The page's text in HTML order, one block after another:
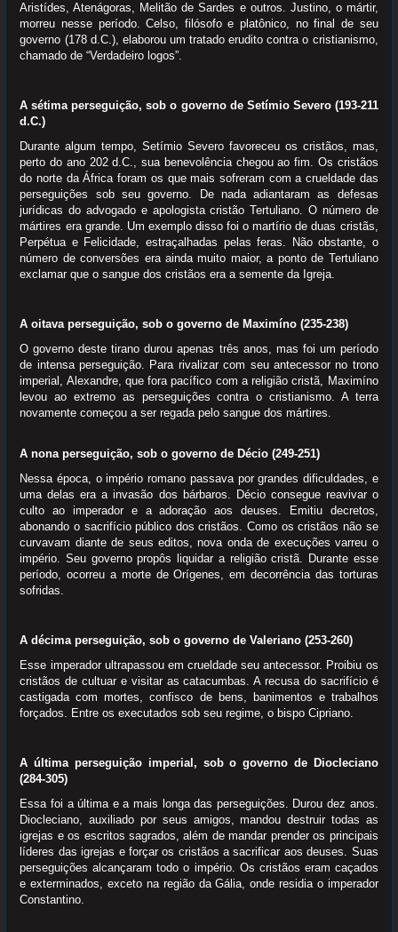
Aristídes, Atenágoras, Melitão de Sardes e outros. Justino, o mártir,
morreu nesse período. Celso, filósofo e platônico, no final de seu
governo (178 d.C.), elaborou um tratado erudito contra o cristianismo,
chamado de “Verdadeiro logos”.
A sétima perseguição, sob o governo de Setímio Severo (193-211
d.C.)
Durante algum tempo, Setímio Severo favoreceu os cristãos, mas,
perto do ano 202 d.C., sua benevolência chegou ao fim. Os cristãos
do norte da África foram os que mais sofreram com a crueldade das
perseguições sob seu governo. De nada adiantaram as defesas
jurídicas do advogado e apologista cristão Tertuliano. O número de
mártires era grande. Um exemplo disso foi o martírio de duas cristãs,
Perpétua e Felicidade, estraçalhadas pelas feras. Não obstante, o
número de conversões era ainda muito maior, a ponto de Tertuliano
exclamar que o sangue dos cristãos era a semente da Igreja.
A oitava perseguição, sob o governo de Maximíno (235-238)
O governo deste tirano durou apenas três anos, mas foi um período
de intensa perseguição. Para rivalizar com seu antecessor no trono
imperial, Alexandre, que fora pacífico com a religião cristã, Maximíno
levou ao extremo as perseguições contra o cristianismo. A terra
novamente começou a ser regada pelo sangue dos mártires.
A nona perseguição, sob o governo de Décio (249-251)
Nessa época, o império romano passava por grandes dificuldades, e
uma delas era a invasão dos bárbaros. Décio consegue reavivar o
culto ao imperador e a adoração aos deuses. Emitiu decretos,
abonando o sacrifício público dos cristãos. Como os cristãos não se
curvavam diante de seus editos, nova onda de execuções varreu o
império. Seu governo propôs liquidar a religião cristã. Durante esse
período, ocorreu a morte de Orígenes, em decorrência das torturas
sofridas.
A décima perseguição, sob o governo de Valeriano (253-260)
Esse imperador ultrapassou em crueldade seu antecessor. Proibiu os
cristãos de cultuar e visitar as catacumbas. A recusa do sacrifício é
castigada com mortes, confisco de bens, banimentos e trabalhos
forçados. Entre os executados sob seu regime, o bispo Cipriano.
A última perseguição imperial, sob o governo de Diocleciano
(284-305)
Essa foi a última e a mais longa das perseguições. Durou dez anos.
Diocleciano, auxiliado por seus amigos, mandou destruir todas as
igrejas e os escritos sagrados, além de mandar prender os principais
líderes das igrejas e forçar os cristãos a sacrificar aos deuses. Suas
perseguições alcançaram todo o império. Os cristãos eram caçados
e exterminados, exceto na região da Gália, onde residia o imperador
Constantino.